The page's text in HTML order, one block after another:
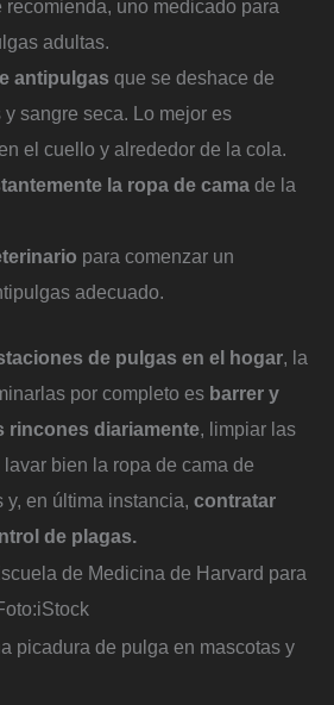
recomienda, uno medicado para
adultas.
antipulgas que se deshace de
sangre seca. Lo mejor es
el cuello y alrededor de la cola.
la ropa de camade la
para comenzar un
adecuado.
de pulgas en el hogar, la
por completo es barrer y
rincones diariamente, limpiar las
bien la ropa de cama de
y, en última instancia, contratar
de plagas.
de Medicina de Harvard para
iStock
picadura de pulga en mascotas y